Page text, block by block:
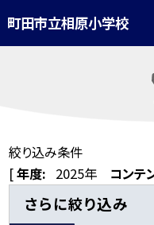
町田市立相原小学校
絞り込み条件
[年度: 2025年 コンテ
さらに絞り込み